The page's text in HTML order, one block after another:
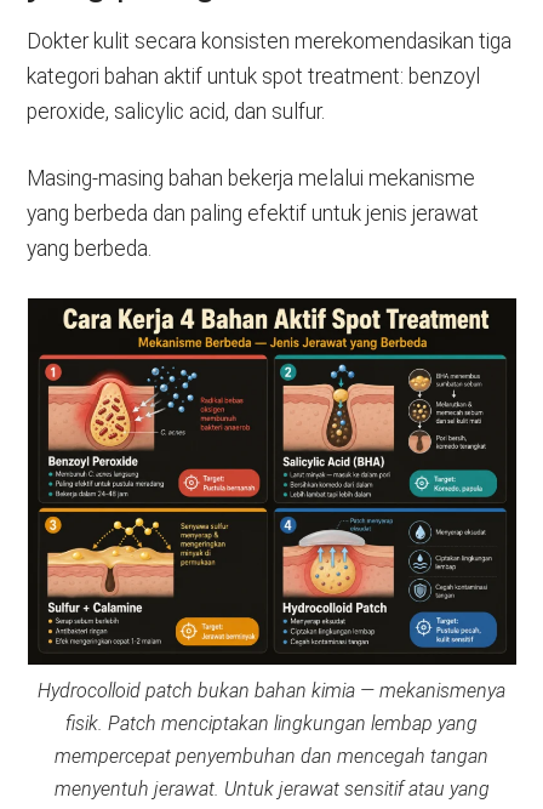
Dokter kulit secara konsisten merekomendasikan tiga
kategori bahan aktif untuk spot treatment: benzoyl
peroxide, salicylic acid, dan sulfur.
Masing-masing bahan bekerja melalui mekanisme
yang berbeda dan paling efektif untuk jenis jerawat
yang berbeda.
Hydrocolloid patch bukan bahan kimia — mekanismenya
fisik. Patch menciptakan lingkungan lembap yang
mempercepat penyembuhan dan mencegah tangan
menyentuh jerawat. Untuk jerawat sensitif atau yang